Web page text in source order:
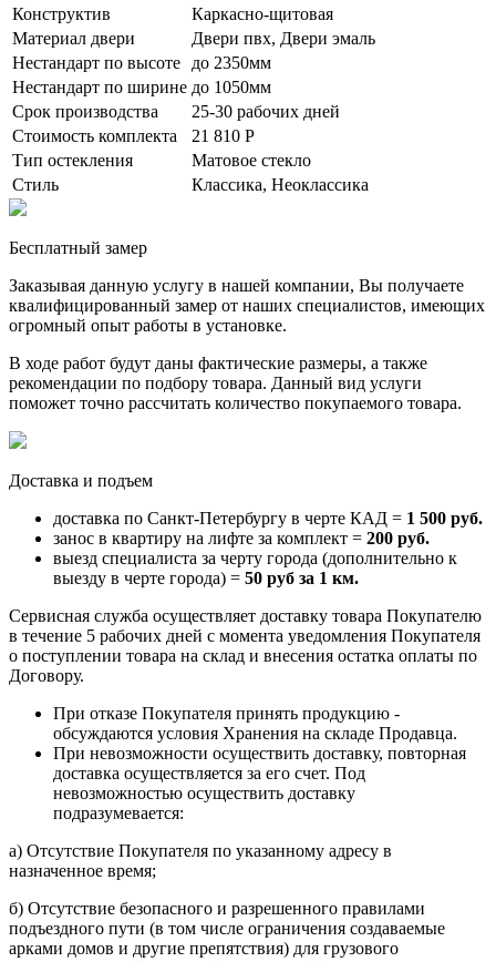
Конструктив
Каркасно-щитовая
Материал двери
Двери пвх, Двери эмаль
Нестандарт по высоте
до 2350мм
Нестандарт по ширине до 1050мм
Срок производства
25-30 рабочих дней
Стоимость комплекта
21 810 Р
Тип остекления
Матовое стекло
Стиль
Классика, Неоклассика
Бесплатный замер
Заказывая данную услугу в нашей компании, Вы получаете
квалифицированный замер от наших специалистов, имеющих
огромный опыт работы в установке.
В ходе работ будут даны фактические размеры, а также
рекомендации по подбору товара. Данный вид услуги
поможет точно рассчитать количество покупаемого товара.
Доставка и подъем
доставка по Санкт-Петербургу в черте КАД = 1 500 руб.
занос в квартиру на лифте за комплект = 200 руб.
выезд специалиста за черту города (дополнительно к
выезду в черте города) = 50 руб за 1 км.
Сервисная служба осуществляет доставку товара Покупателю
в течение 5 рабочих дней с момента уведомления Покупателя
о поступлении товара на склад и внесения остатка оплаты по
Договору.
При отказе Покупателя принять продукцию -
обсуждаются условия Хранения на складе Продавца.
При невозможности осуществить доставку, повторная
доставка осуществляется за его счет. Под
невозможностью осуществить доставку
подразумевается:
a) Отсутствие Покупателя по указанному адресу в
назначенное время;
б) Отсутствие безопасного и разрешенного правилами
подъездного пути (в том числе ограничения создаваемые
арками домов и другие препятствия) для грузового